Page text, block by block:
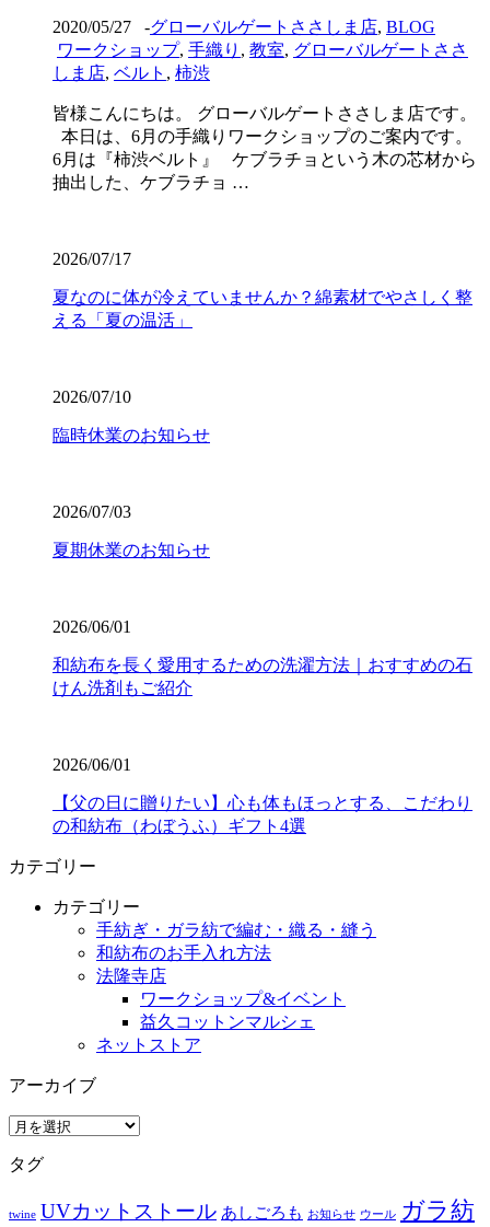
2020/05/27 -グローバルゲートささしま店, BLOG
ワークショップ, 手織り , 教室, グローバルゲートささ
しま店, ベルト , 柿渋
皆様こんにちは。 グローバルゲートささしま店です。
本日は、6月の手織りワークショップのご案内です。
6月は『柿渋ベルト』 ケブラチョという木の芯材から
抽出した、ケブラチョ …
2026/07/17
夏なのに体が冷えていませんか？綿素材でやさしく整
える「夏の温活」
2026/07/10
臨時休業のお知らせ
2026/07/03
夏期休業のお知らせ
2026/06/01
和紡布を長く愛用するための洗濯方法｜おすすめの石
けん洗剤もご紹介
2026/06/01
【父の日に贈りたい】心も体もほっとする、こだわり
の和紡布（わぼうふ）ギフト4選
カテゴリー
カテゴリー
手紡ぎ・ガラ紡で編む・織る・縫う
和紡布のお手入れ方法
法隆寺店
ワークショップ&イベント
益久コットンマルシェ
ネットストア
アーカイブ
ア
カ
ブ
タグ
twine UVカットストール あしごろも お知らせ ウール ガラ紡